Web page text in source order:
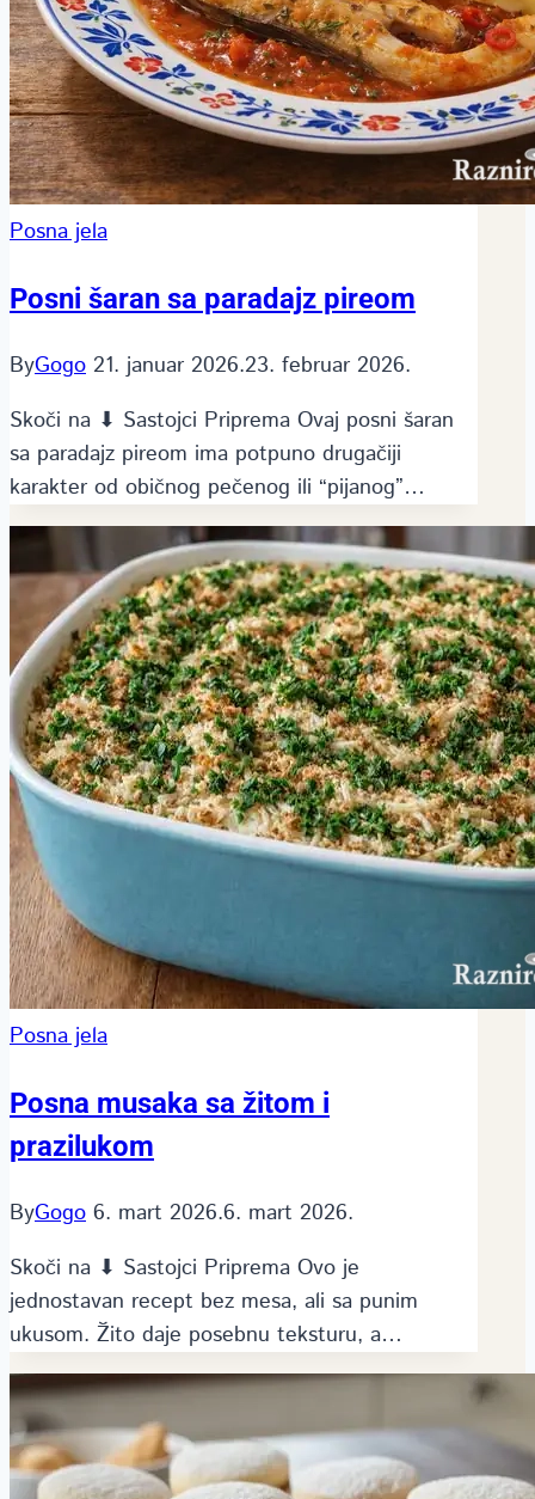
Posna jela
Posni šaran sa paradajz pireom
ByGogo 21. januar 2026.23. februar 2026.
Skoči na ⬇ Sastojci Priprema Ovaj posni šaran
sa paradajz pireom ima potpuno drugačiji
karakter od običnog pečenog ili “pijanog”…
Posna jela
Posna musaka sa žitom i
prazilukom
ByGogo 6. mart 2026.6. mart 2026.
Skoči na ⬇ Sastojci Priprema Ovo je
jednostavan recept bez mesa, ali sa punim
ukusom. Žito daje posebnu teksturu, a…